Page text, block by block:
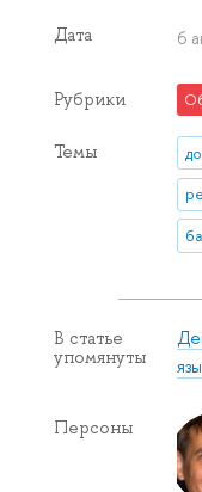
Дата 6
Рубрики
Темы
В статье
упомянуты
Персоны